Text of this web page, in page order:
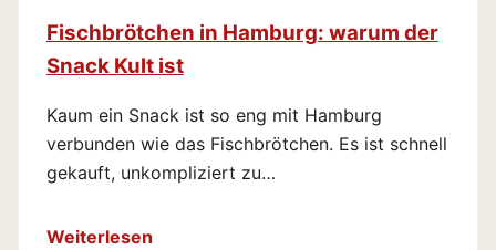
Fischbrötchen in Hamburg: warum der
Snack Kult ist
Kaum ein Snack ist so eng mit Hamburg
verbunden wie das Fischbrötchen. Es ist schnell
gekauft, unkompliziert zu…
Weiterlesen